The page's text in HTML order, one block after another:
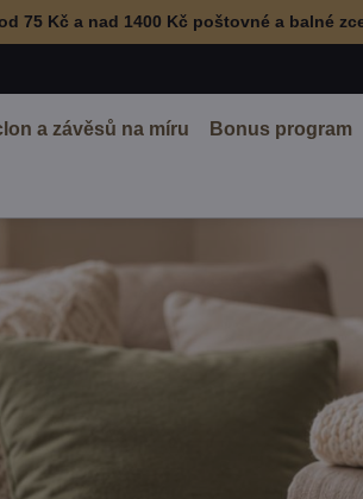
75 Kč a nad 1400 Kč poštovné a balné
a závěsů na míru Bonus program